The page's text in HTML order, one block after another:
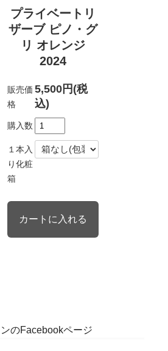
プライベートリ
ザーブ ピノ・グ
リ オレンジ
2024
販売価
格
5,500円(税
込)
購入数
１本入
り化粧
箱
のFacebookページ